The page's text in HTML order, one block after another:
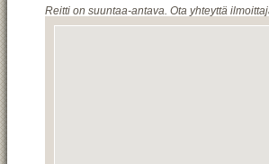
Reitti on suuntaa-antava. Ota yhteyttä